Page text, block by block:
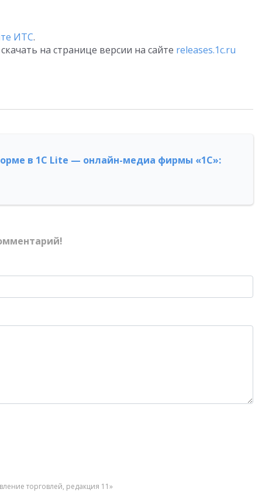
ИТС.
на странице версии на сайте releases.1c.ru
в 1С Lite — онлайн-медиа фирмы «1С»:
торговлей, редакция 11»